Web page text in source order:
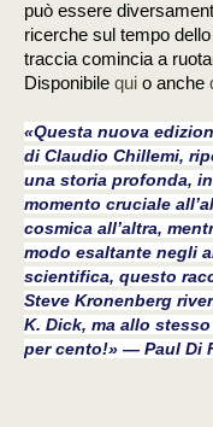
può essere
ricerche sul tempo
traccia comincia a
Disponibile qui o anche
«Questa nuova
di Claudio Chillemi,
una storia profonda,
momento cruciale
cosmica all’altra,
modo esaltante negli
scientifica, questo
Steve Kronenberg
K. Dick, ma allo
per cento!» — Paul Di